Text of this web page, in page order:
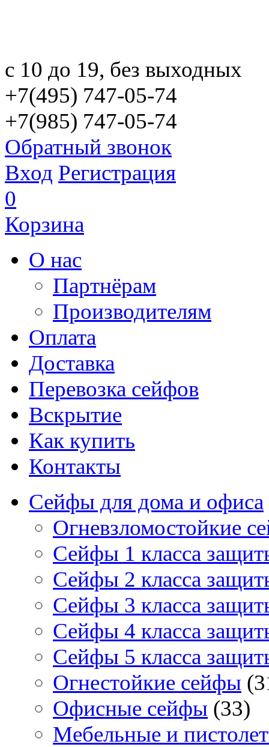
с 10 до 19, без выходных
+7(495) 747-05-74
+7(985) 747-05-74
Обратный звонок
Вход Регистрация
0
Корзина
О нас
Партнёрам
Производителям
Оплата
Доставка
Перевозка сейфов
Вскрытие
Как купить
Контакты
Сейфы для дома и офиса
Огневзломостойкие
Сейфы 1 класса
Сейфы 2 класса
Сейфы 3 класса
Сейфы 4 класса
Сейфы 5 класса
Огнестойкие сейфы
Офисные сейфы (33)
Мебельные и